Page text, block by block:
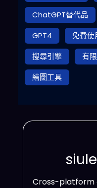
ChatGPT替代品
GPT4
免費使
搜尋引擎
有
繪圖工具
Cross-platform